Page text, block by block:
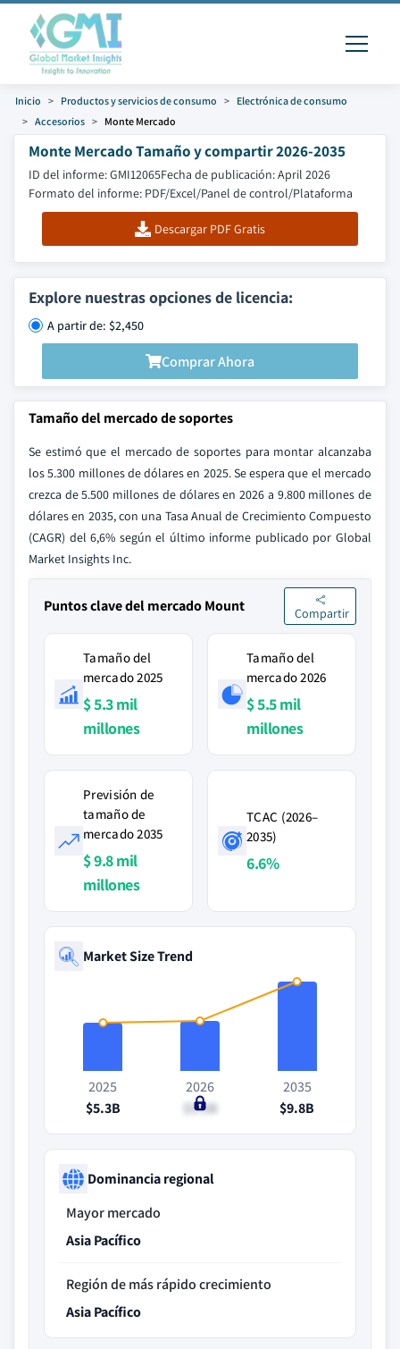
Inicio Productos y servicios de consumo
Electrónica de consumo
Accesorios
Monte Mercado
Monte Mercado Tamaño y compartir 2026-2035
ID del informe: GMI12065Fecha de publicación: April 2026
Formato del informe: PDF/Excel/Panel de control/Plataforma
Descargar PDF Gratis
Explore nuestras opciones de licencia:
A partir de: $2,450
Comprar Ahora
Tamaño del mercado de soportes
Se estimó que el mercado de soportes para montar alcanzaba
los 5.300 millones de dólares en 2025. Se espera que el mercado
crezca de 5.500 millones de dólares en 2026 a 9.800 millones de
dólares en 2035, con una Tasa Anual de Crecimiento Compuesto
(CAGR) del 6,6% según el último informe publicado por Global
Market Insights Inc.
Puntos clave del mercado Mount Compartir
Tamaño del
mercado 2025
$ 5.3 mil
millones
Tamaño del
mercado 2026
$ 5.5 mil
millones
Previsión de
tamaño de
mercado 2035
$ 9.8 mil
millones
TCAC (2026–
2035)
6.6%
Market Size Trend
2025
$5.3B
2026
$5.5B
2035
$9.8B
Dominancia regional
Mayor mercado
Asia Pacífico
Región de más rápido crecimiento
Asia Pacífico